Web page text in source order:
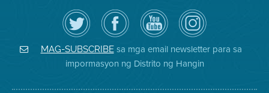
I-
follow
ang
Air
District
sa
Twitter
Bisitahin
ang
Page
sa
Facebook
ng
Distrito
Channel
sa
YouTube
ng
Air
District
Air
District
on
Instagram
MAG-SUBSCRIBEsa mga email newsletter para sa
impormasyon ng Distrito ng Hangin